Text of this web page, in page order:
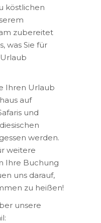
köstlichen
zubereitet
was Sie für
Ihren Urlaub
auf
und
werden.
weitere
Ihre Buchung
uns darauf,
zu heißen!
unsere